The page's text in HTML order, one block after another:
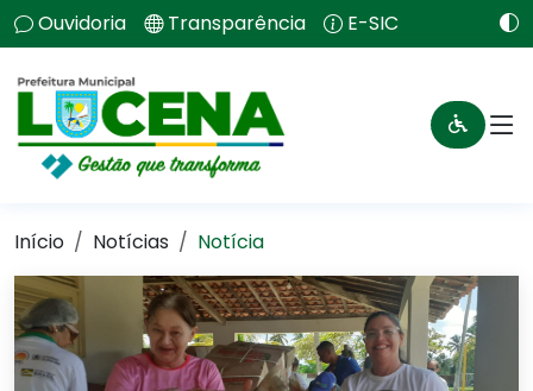
Ouvidoria Transparência E-SIC
Início Notícias Notícia